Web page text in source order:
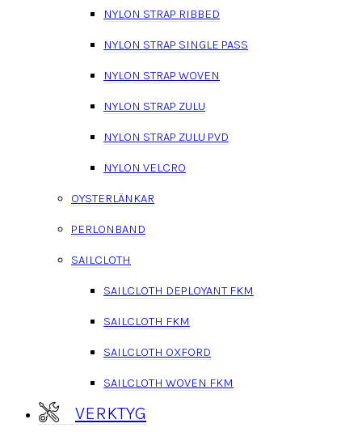
NYLON STRAP RIBBED
NYLON STRAP SINGLE PASS
NYLON STRAP WOVEN
NYLON STRAP ZULU
NYLON STRAP ZULU PVD
NYLON VELCRO
OYSTERLÄNKAR
PERLONBAND
SAILCLOTH
SAILCLOTH DEPLOYANT FKM
SAILCLOTH FKM
SAILCLOTH OXFORD
SAILCLOTH WOVEN FKM
VERKTYG